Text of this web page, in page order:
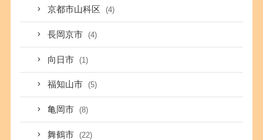
京都市山科区 (4)
長岡京市 (4)
向日市 (1)
福知山市 (5)
亀岡市 (8)
舞鶴市 (22)